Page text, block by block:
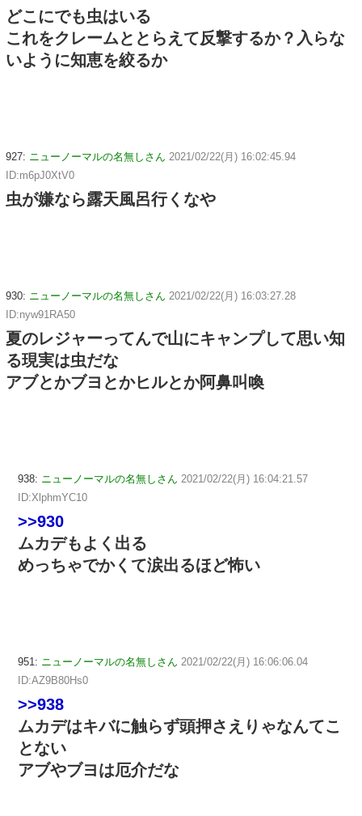
どこにでも虫はいる
これをクレームととらえて反撃するか？入らな
いように知恵を絞るか
927: ニューノーマルの名無しさん 2021/02/22(月) 16:02:45.94
ID:m6pJ0XtV0
虫が嫌なら露天風呂行くなや
930: ニューノーマルの名無しさん 2021/02/22(月) 16:03:27.28
ID:nyw91RA50
夏のレジャーってんで山にキャンプして思い知
る現実は虫だな
アブとかブヨとかヒルとか阿鼻叫喚
938: ニューノーマルの名無しさん 2021/02/22(月) 16:04:21.57
ID:XlphmYC10
>>930
ムカデもよく出る
めっちゃでかくて涙出るほど怖い
951: ニューノーマルの名無しさん 2021/02/22(月) 16:06:06.04
ID:AZ9B80Hs0
>>938
ムカデはキバに触らず頭押さえりゃなんてこ
とない
アブやブヨは厄介だな